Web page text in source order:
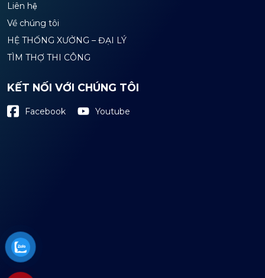
Liên hệ
Về chúng tôi
HỆ THỐNG XƯỞNG – ĐẠI LÝ
TÌM THỢ THI CÔNG
KẾT NỐI VỚI CHÚNG TÔI
Facebook Youtube